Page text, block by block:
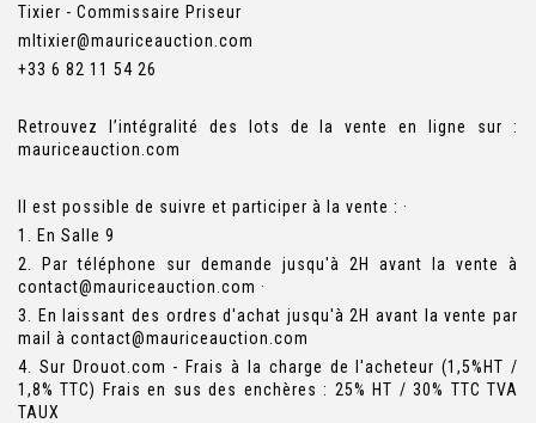
Tixier - Commissaire Priseur
mltixier@mauriceauction.com
+33 6 82 11 54 26
Retrouvez l’intégralité des lots de la vente en ligne sur :
mauriceauction.com
Il est possible de suivre et participer à la vente : ·
1. En Salle 9
2. Par téléphone sur demande jusqu'à 2H avant la vente à
contact@mauriceauction.com ·
3. En laissant des ordres d'achat jusqu'à 2H avant la vente par
mail à contact@mauriceauction.com
4. Sur Drouot.com - Frais à la charge de l'acheteur (1,5%HT /
1,8% TTC) Frais en sus des enchères : 25% HT / 30% TTC TVA
TAUX